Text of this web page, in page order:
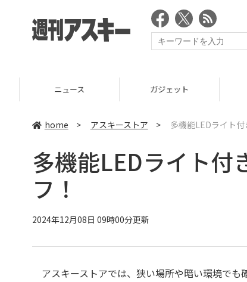
ニュース ガジェット
home > アスキーストア > 多機能LEDライト
多機能LEDライト付
フ！
2024年12月08日 09時00分更新
アスキーストアでは、狭い場所や暗い環境でも